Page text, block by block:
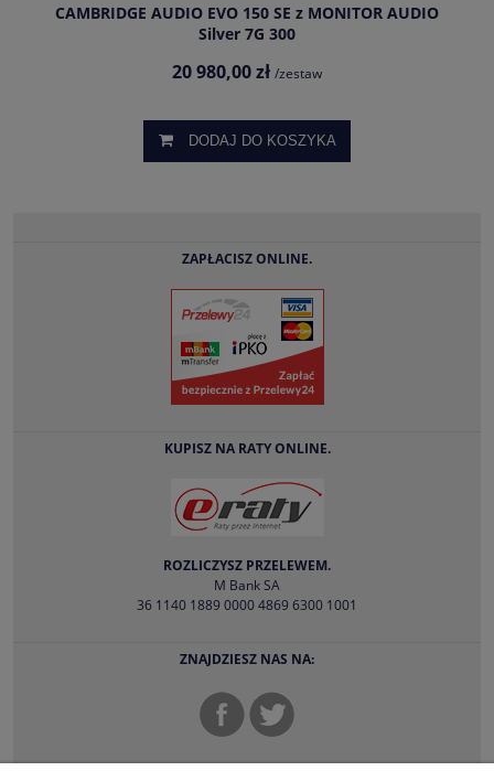
CAMBRIDGE AUDIO EVO 150 SE z MONITOR AUDIO
Silver 7G 300
20 980,00 zł /zestaw
DODAJ DO KOSZYKA
ZAPŁACISZ ONLINE.
KUPISZ NA RATY ONLINE.
ROZLICZYSZ PRZELEWEM.
M Bank SA
36 1140 1889 0000 4869 6300 1001
ZNAJDZIESZ NAS NA: